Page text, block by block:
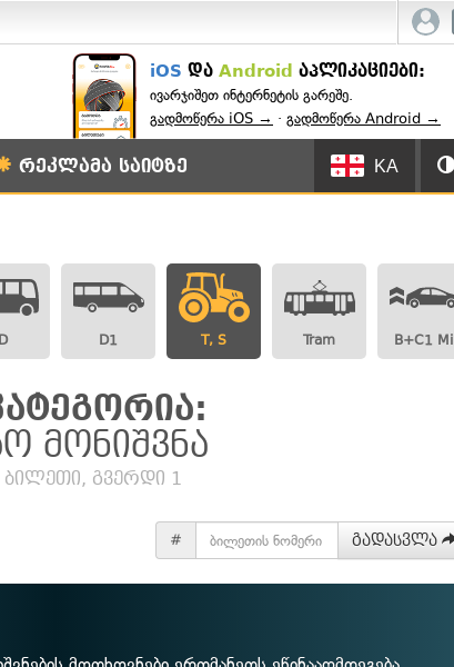
iOS და Android აპლიკაციები:
ივარჯიშეთ ინტერნეტის გარეშე.
გადმოწერა iOS → · გადმოწერა Android →
რეკლამა საიტზე KA
D D1 T, S Tram B+C1 Mil
მონიშვნა
გვერდი 1
# გადასვლა